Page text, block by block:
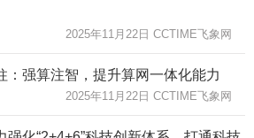
2025年11月22日 CCTIME飞象网
：强算注智，提升算网一体化能力
2025年11月22日 CCTIME飞象网